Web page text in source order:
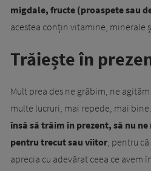
migdale, fructe (proaspete sau
acestea conțin vitamine, minerale
Trăiește în
Mult prea des ne grăbim, ne
multe lucruri, mai repede, mai bine.
însă să trăim în prezent, să nu
pentru trecut sau viitor, pentru
aprecia cu adevărat ceea ce avem